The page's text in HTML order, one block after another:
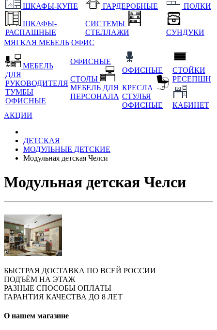
ШКАФЫ-КУПЕ
ШКАФЫ-
РАСПАШНЫЕ
ГАРДЕРОБНЫЕ
СИСТЕМЫ
СТЕЛЛАЖИ
ПОЛКИ
СУНДУКИ
МЯГКАЯ МЕБЕЛЬ ОФИС
МЕБЕЛЬ
ДЛЯ
РУКОВОДИТЕЛЯ
ТУМБЫ
ОФИСНЫЕ
ОФИСНЫЕ
СТОЛЫ
МЕБЕЛЬ ДЛЯ
ПЕРСОНАЛА
ОФИСНЫЕ
КРЕСЛА
СТУЛЬЯ
ОФИСНЫЕ
СТОЙКИ
РЕСЕПШН
КАБИНЕТ
АКЦИИ
ДЕТСКАЯ
МОДУЛЬНЫЕ ДЕТСКИЕ
Модульная детская Челси
Модульная детская Челси
БЫСТРАЯ ДОСТАВКА ПО ВСЕЙ РОССИИ
ПОДЪЁМ НА ЭТАЖ
РАЗНЫЕ СПОСОБЫ ОПЛАТЫ
ГАРАНТИЯ КАЧЕСТВА ДО 8 ЛЕТ
О нашем магазине